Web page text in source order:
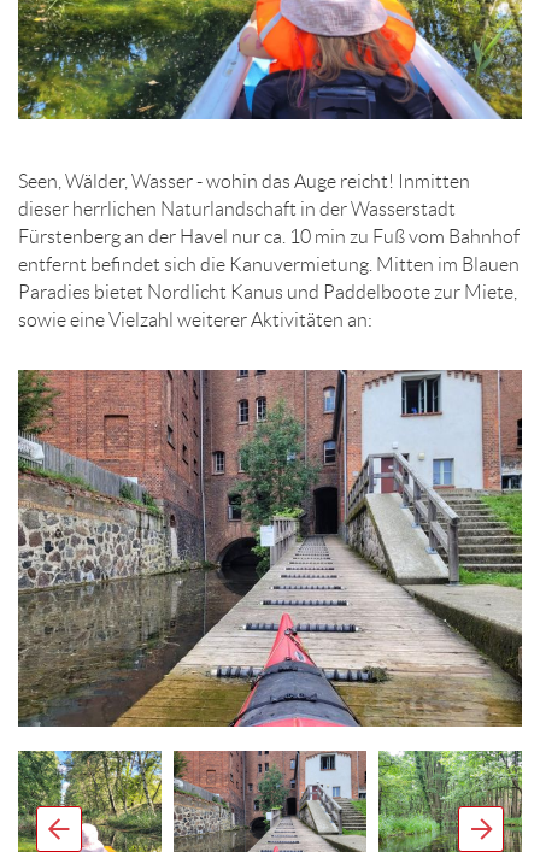
Seen, Wälder, Wasser - wohin das Auge reicht! Inmitten
dieser herrlichen Naturlandschaft in der Wasserstadt
Fürstenberg an der Havel nur ca. 10 min zu Fuß vom Bahnhof
entfernt befindet sich die Kanuvermietung. Mitten im Blauen
Paradies bietet Nordlicht Kanus und Paddelboote zur Miete,
sowie eine Vielzahl weiterer Aktivitäten an: